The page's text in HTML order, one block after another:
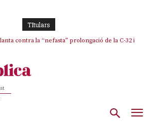
TItulars
contra la “nefasta” prolongació de la C-32 i